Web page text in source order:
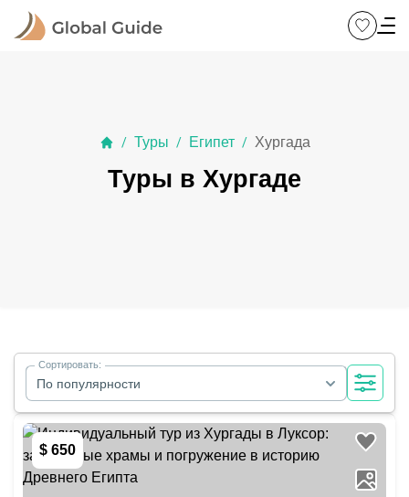
/ Туры / Египет / Хургада
Туры в Хургаде
По популярности
Сортировать:
$ 650